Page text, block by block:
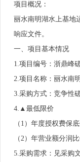
项目概况：
丽水南明湖水上基地
响应文件。
一、项目基本情况
1.项目编号：浙鼎峰
2.项目名称：丽水南
3.采购方式：竞争性
4.▲最低限价
（1）年度授权费保
（2）年营业额分润
5.采购需求：见采购